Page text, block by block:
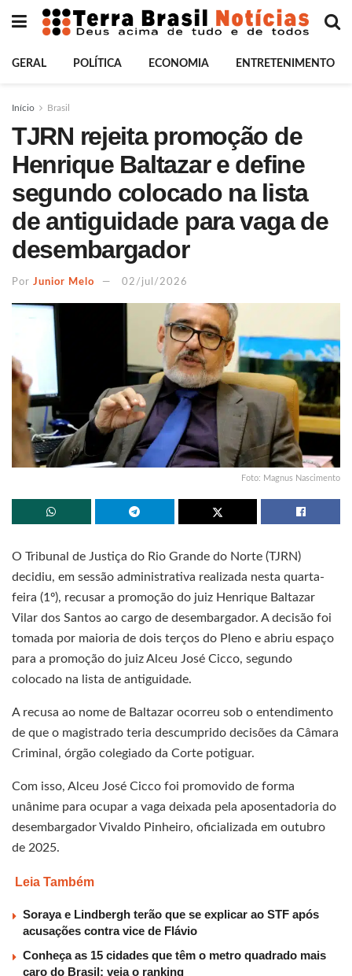
GERAL POLÍTICA ECONOMIA ENTRETENIMENTO
Início Brasil
TJRN rejeita promoção de
Henrique Baltazar e define
segundo colocado na lista
de antiguidade para vaga de
desembargador
Por Junior Melo 02/jul/2026
Foto: Magnus Nascimento
O Tribunal de Justiça do Rio Grande do Norte (TJRN)
decidiu, em sessão administrativa realizada nesta quarta-
feira (1º), recusar a promoção do juiz Henrique Baltazar
Vilar dos Santos ao cargo de desembargador. A decisão foi
tomada por maioria de dois terços do Pleno e abriu espaço
para a promoção do juiz Alceu José Cicco, segundo
colocado na lista de antiguidade.
A recusa ao nome de Baltazar ocorreu sob o entendimento
de que o magistrado teria descumprido decisões da Câmara
Criminal, órgão colegiado da Corte potiguar.
Com isso, Alceu José Cicco foi promovido de forma
unânime para ocupar a vaga deixada pela aposentadoria do
desembargador Vivaldo Pinheiro, oficializada em outubro
de 2025.
Leia Também
Soraya e Lindbergh terão que se explicar ao STF após
acusações contra vice de Flávio
Conheça as 15 cidades que têm o metro quadrado mais
caro do Brasil; veja o ranking